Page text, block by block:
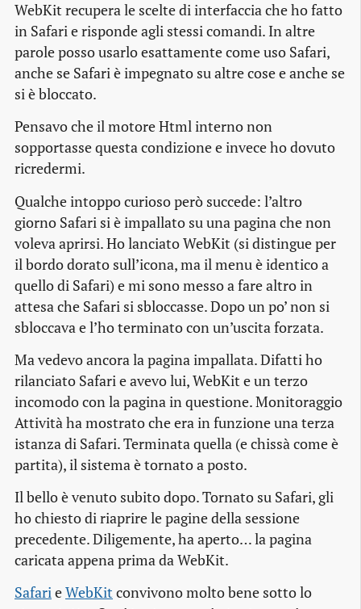
WebKit recupera le scelte di interfaccia che ho fatto
in Safari e risponde agli stessi comandi. In altre
parole posso usarlo esattamente come uso Safari,
anche se Safari è impegnato su altre cose e anche se
si è bloccato.
Pensavo che il motore Html interno non
sopportasse questa condizione e invece ho dovuto
ricredermi.
Qualche intoppo curioso però succede: l’altro
giorno Safari si è impallato su una pagina che non
voleva aprirsi. Ho lanciato WebKit (si distingue per
il bordo dorato sull’icona, ma il menu è identico a
quello di Safari) e mi sono messo a fare altro in
attesa che Safari si sbloccasse. Dopo un po’ non si
sbloccava e l’ho terminato con un’uscita forzata.
Ma vedevo ancora la pagina impallata. Difatti ho
rilanciato Safari e avevo lui, WebKit e un terzo
incomodo con la pagina in questione. Monitoraggio
Attività ha mostrato che era in funzioneuna terza
istanza di Safari. Terminata quella (e chissà come è
partita), il sistema è tornato a posto.
Il bello è venuto subito dopo. Tornato su Safari, gli
ho chiesto di riaprire le pagine della sessione
precedente. Diligemente, ha aperto… la pagina
caricata appena prima da WebKit.
SafarieWebKitconvivono molto bene sotto lo